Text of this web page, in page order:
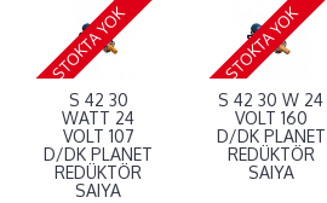
STOKTA YOK
S 42 30
WATT 24
VOLT 107
D/DK PLANET
REDÜKTÖR
SAIYA
STOKTA YOK
S 42 30 W 24
VOLT 160
D/DK PLANET
REDÜKTÖR
SAIYA